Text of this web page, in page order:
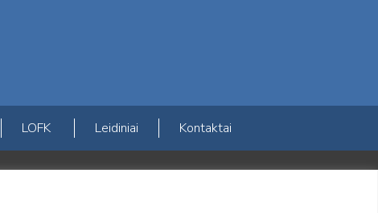
LOFK Leidiniai Kontaktai